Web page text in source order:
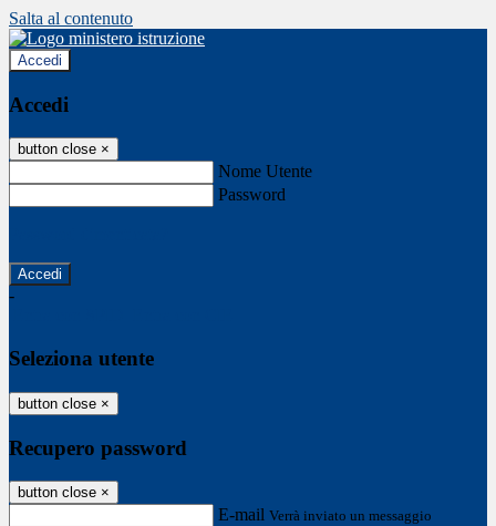
Salta al contenuto
Accedi
Accedi
button close ×
Nome Utente
Password
-
Seleziona utente
button close ×
Recupero password
button close ×
E-mail Verrà inviato un messaggio